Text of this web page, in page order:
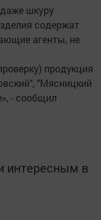
шкуру
содержат
агенты, не
продукция
"Мясницкий
- сообщил
интересным в